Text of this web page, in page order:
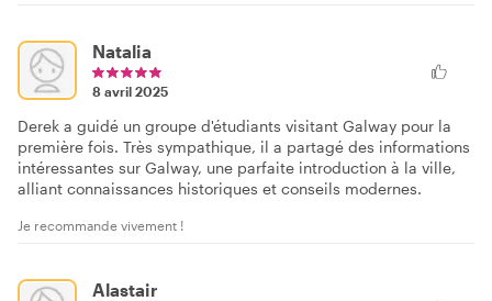
Natalia
8 avril 2025
Derek a guidé un groupe d'étudiants visitant Galway pour la
première fois. Très sympathique, il a partagé des informations
intéressantes sur Galway, une parfaite introduction à la ville,
alliant connaissances historiques et conseils modernes.
Je recommande vivement !
Alastair